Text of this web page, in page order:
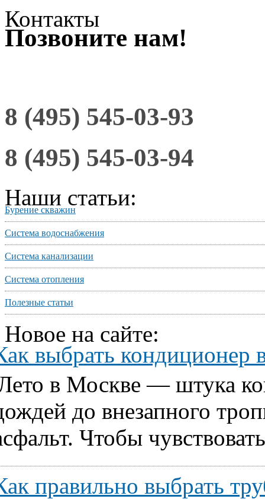
Контакты
Позвоните нам!
8 (495) 545-03-93
8 (495) 545-03-94
Наши статьи:
Бурение скважин
Система водоснабжения
Система канализации
Система отопления
Полезные статьи
Новое на сайте:
выбрать кондиционер
в Москве — штука
до внезапного
Чтобы
правильно выбрать